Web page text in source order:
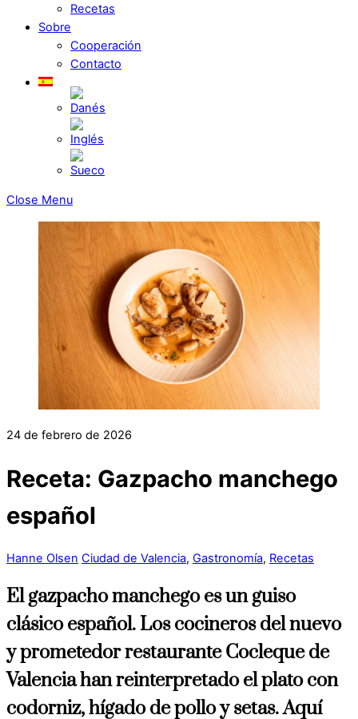
Recetas
Sobre
Cooperación
Contacto
Close Menu
24 de febrero de 2026
Receta: Gazpacho manchego
español
Hanne Olsen Ciudad de Valencia, Gastronomía, Recetas
El gazpacho manchego es un guiso
clásico español. Los cocineros del nuevo
y prometedor restaurante Cocleque de
Valencia han reinterpretado el plato con
codorniz, hígado de pollo y setas. Aquí